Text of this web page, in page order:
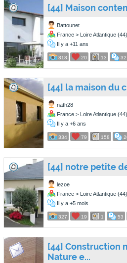
[44] Maison
Battounet
France > Loire Atlantique (44)
Il y a +11 ans
318 20 13 32
[44] la maison du
nath28
France > Loire Atlantique (44)
Il y a +6 ans
334 79 158
[44] notre petite
lezoe
France > Loire Atlantique (44)
Il y a +5 mois
327 19 1 53
[44] Construction
Nature e...